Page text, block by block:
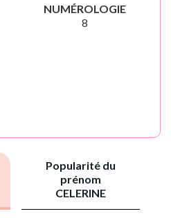
NUMÉROLOGIE
8
Popularité du
prénom
CELERINE